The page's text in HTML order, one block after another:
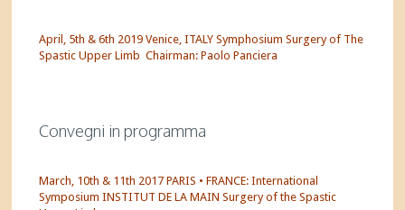
April, 5th & 6th 2019 Venice, ITALY Symphosium Surgery of The
Spastic Upper Limb Chairman: Paolo Panciera
Convegni in programma
March, 10th & 11th 2017 PARIS • FRANCE: International
Symposium INSTITUT DE LA MAIN Surgery of the Spastic